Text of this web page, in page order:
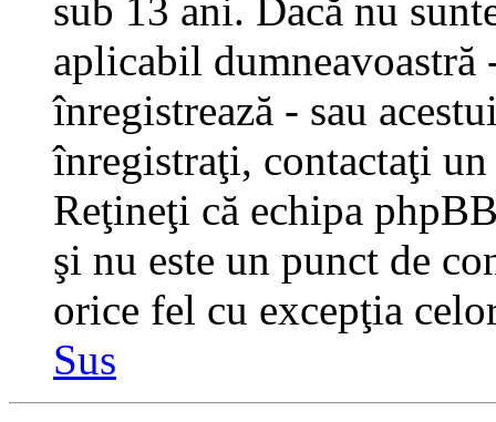
sub 13 ani. Dacă nu
aplicabil dumneavoastră
înregistrează - sau
înregistraţi, contactaţi
Reţineţi că echipa
şi nu este un punct de
orice fel cu excepţia
Sus